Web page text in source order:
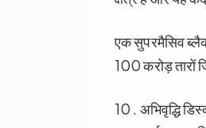
एक सुपरमैसिव
100 करोड़ तारों
10 . अभिवृद्धि